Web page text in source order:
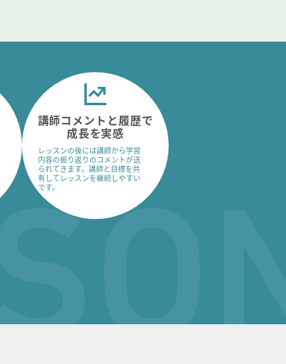
講師コメントと履歴で
成長を実感
レッスンの後には講師から学習
内容の振り返りのコメントが送
られてきます。講師と目標を共
有してレッスンを継続しやすい
です。